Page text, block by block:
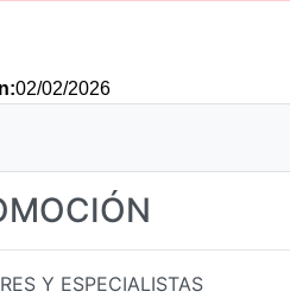
02/02/2026
Y ESPECIALISTAS